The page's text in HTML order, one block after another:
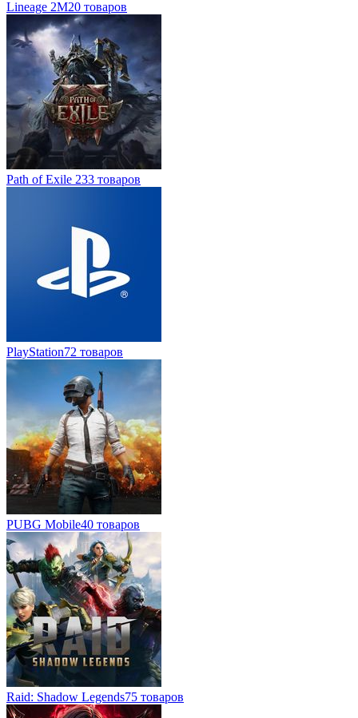
Lineage 2M20 товаров
Path of Exile 233 товаров
PlayStation72 товаров
PUBG Mobile40 товаров
Raid: Shadow Legends75 товаров